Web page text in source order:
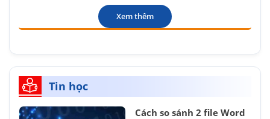
Xem thêm
Tin học
Cách so sánh 2 file Word